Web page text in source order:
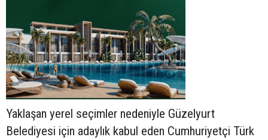
Yaklaşan yerel seçimler nedeniyle Güzelyurt
Belediyesi için adaylık kabul eden Cumhuriyetçi Türk